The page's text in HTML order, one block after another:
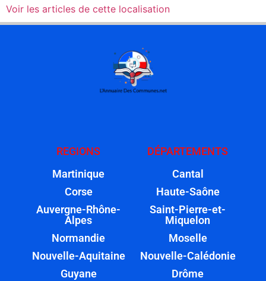
Voir les articles de cette localisation
REGIONS
Martinique
Corse
Auvergne-Rhône-
Alpes
Normandie
Nouvelle-Aquitaine
Guyane
DÉPARTEMENTS
Cantal
Haute-Saône
Saint-Pierre-et-
Miquelon
Moselle
Nouvelle-Calédonie
Drôme